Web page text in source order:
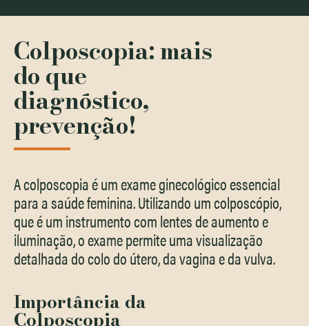
Colposcopia: mais
do que
diagnóstico,
prevenção!
A colposcopia é um exame ginecológico essencial
para a saúde feminina. Utilizando um colposcópio,
que é um instrumento com lentes de aumento e
iluminação, o exame permite uma visualização
detalhada do colo do útero, da vagina e da vulva.
Importância da
Colposcopia